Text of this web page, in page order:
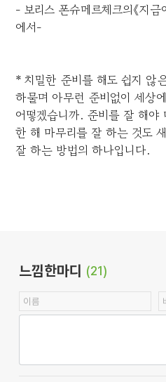
- 보리스 폰슈메르체크의《지
에서-
* 치밀한 준비를 해도 쉽지 않
하물며 아무런 준비없이 세상
어떻겠습니까. 준비를 잘 해야
한 해 마무리를 잘 하는 것도
잘 하는 방법의 하나입니다.
느낌한마디 (21)